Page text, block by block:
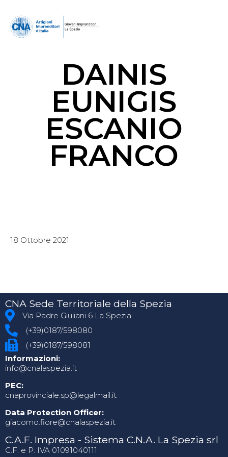
DAINIS
EUNIGIS
ESCANIO
FRANCO
18 Ottobre 2021
CNA Sede Territoriale della Spezia
Via Padre Giuliani 6 La Spezia
(+39)0187/598080
(+39)0187/598081
Informazioni:
info@cnalaspezia.it
PEC:
cnaprovinciale.sp@legalmail.it
Data Protection Officer:
giacomo.fiore@cnalaspezia.it
C.A.F. Impresa - Sistema C.N.A. La Spezia srl
C.F. e P. IVA 01091040111